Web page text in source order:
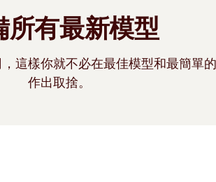
所有最新模型
這樣你就不必在最佳模型和最簡單
作出取捨。